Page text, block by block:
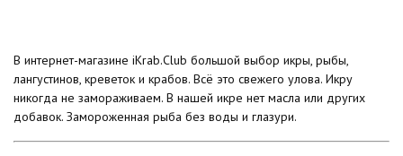
В интернет-магазине iKrab.Club большой выбор икры, рыбы,
лангустинов, креветок и крабов. Всё это свежего улова. Икру
никогда не замораживаем. В нашей икре нет масла или других
добавок. Замороженная рыба без воды и глазури.